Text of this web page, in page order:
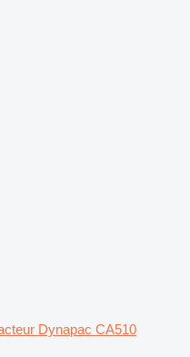
Dynapac CA510